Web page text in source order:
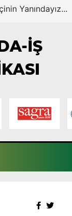
Yanındayız...
İŞ